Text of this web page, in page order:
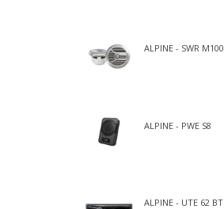
ALPINE - SWR M100
ALPINE - PWE S8
ALPINE - UTE 62 BT